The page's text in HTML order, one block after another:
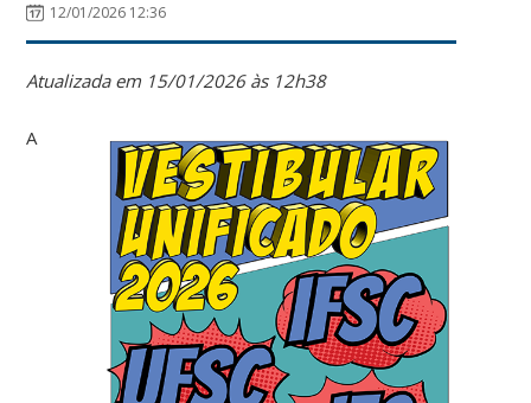
12/01/2026 12:36
Atualizada em 15/01/2026 às 12h38
A